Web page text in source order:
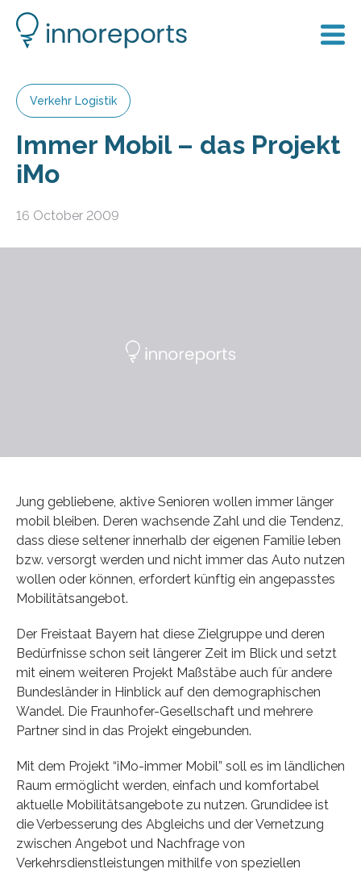
Verkehr Logistik
Immer Mobil – das Projekt
iMo
16 October 2009
Jung gebliebene, aktive Senioren wollen immer länger
mobil bleiben. Deren wachsende Zahl und die Tendenz,
dass diese seltener innerhalb der eigenen Familie leben
bzw. versorgt werden und nicht immer das Auto nutzen
wollen oder können, erfordert künftig ein angepasstes
Mobilitätsangebot.
Der Freistaat Bayern hat diese Zielgruppe und deren
Bedürfnisse schon seit längerer Zeit im Blick und setzt
mit einem weiteren Projekt Maßstäbe auch für andere
Bundesländer in Hinblick auf den demographischen
Wandel. Die Fraunhofer-Gesellschaft und mehrere
Partner sind in das Projekt eingebunden.
Mit dem Projekt “iMo-immer Mobil” soll es im ländlichen
Raum ermöglicht werden, einfach und komfortabel
aktuelle Mobilitätsangebote zu nutzen. Grundidee ist
die Verbesserung des Abgleichs und der Vernetzung
zwischen Angebot und Nachfrage von
Verkehrsdienstleistungen mithilfe von speziellen